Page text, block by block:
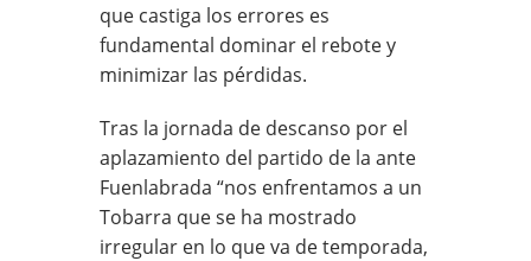
que castiga los errores es
fundamental dominar el rebote y
minimizar las pérdidas.
Tras la jornada de descanso por el
aplazamiento del partido de la ante
Fuenlabrada “nos enfrentamos a un
Tobarra que se ha mostrado
irregular en lo que va de temporada,